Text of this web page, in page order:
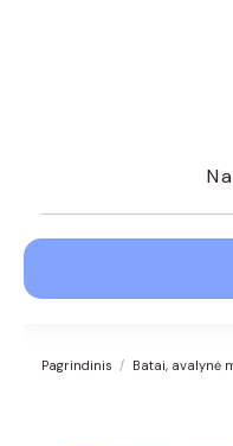
Pagrindinis Batai, avalynė